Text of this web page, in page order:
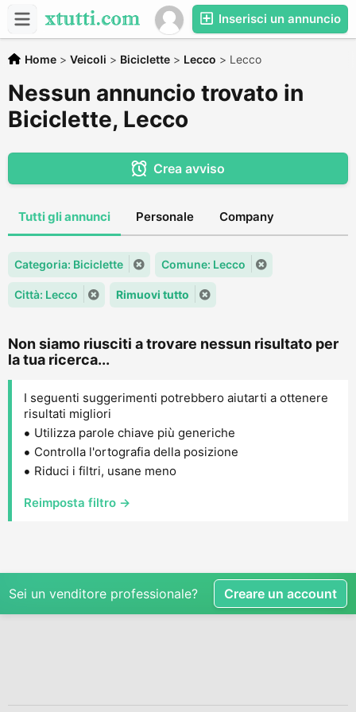
Inserisci un annuncio
Home > Veicoli > Biciclette > Lecco > Lecco
Nessun annuncio trovato in
Biciclette, Lecco
Crea avviso
Tutti gli annunci Personale Company
Categoria: Biciclette Comune: Lecco
Città: Lecco Rimuovi tutto
Non siamo riusciti a trovare nessun risultato per
la tua ricerca...
I seguenti suggerimenti potrebbero aiutarti a ottenere
risultati migliori
Utilizza parole chiave più generiche
Controlla l'ortografia della posizione
Riduci i filtri, usane meno
Reimposta filtro →
Sei un venditore professionale? Creare un account